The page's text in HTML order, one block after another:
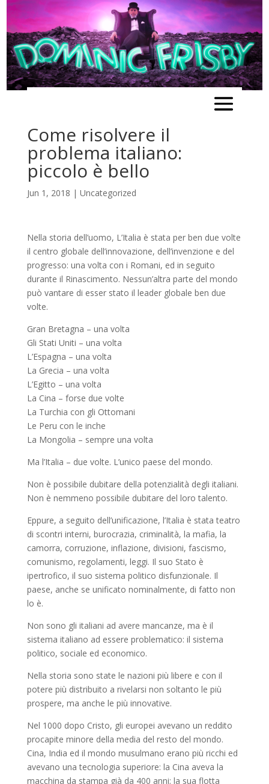
Come risolvere il
problema italiano:
piccolo è bello
Jun 1, 2018 | Uncategorized
Nella storia dell’uomo, L’Italia è stata per ben due volte
il centro globale dell’innovazione, dell’invenzione e del
progresso: una volta con i Romani, ed in seguito
durante il Rinascimento. Nessun’altra parte del mondo
può vantare di esser stato il leader globale ben due
volte.
Gran Bretagna – una volta
Gli Stati Uniti – una volta
L’Espagna – una volta
La Grecia – una volta
L’Egitto – una volta
La Cina – forse due volte
La Turchia con gli Ottomani
Le Peru con le inche
La Mongolia – sempre una volta
Ma l’Italia – due volte. L’unico paese del mondo.
Non è possibile dubitare della potenzialità degli italiani.
Non è nemmeno possibile dubitare del loro talento.
Eppure, a seguito dell’unificazione, l’Italia è stata teatro
di scontri interni, burocrazia, criminalità, la mafia, la
camorra, corruzione, inflazione, divisioni, fascismo,
comunismo, regolamenti, leggi. Il suo Stato è
ipertrofico, il suo sistema politico disfunzionale. Il
paese, anche se unificato nominalmente, di fatto non
lo è.
Non sono gli italiani ad avere mancanze, ma è il
sistema italiano ad essere problematico: il sistema
politico, sociale ed economico.
Nella storia sono state le nazioni più libere e con il
potere più distribuito a rivelarsi non soltanto le più
prospere, ma anche le più innovative.
Nel 1000 dopo Cristo, gli europei avevano un reddito
procapite minore della media del resto del mondo.
Cina, India ed il mondo musulmano erano più ricchi ed
avevano una tecnologia superiore: la Cina aveva la
macchina da stampa già da 400 anni; la sua flotta